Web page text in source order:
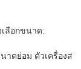
ลือกขนาด:
ดย่อม ตัวเครื่องส